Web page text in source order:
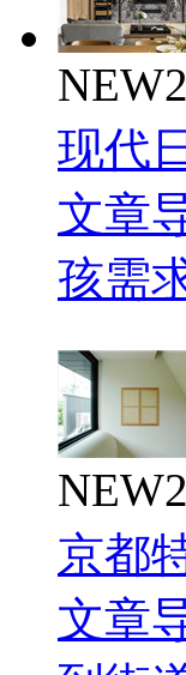
NEW
现代
文章
孩需
NEW
京都
文章